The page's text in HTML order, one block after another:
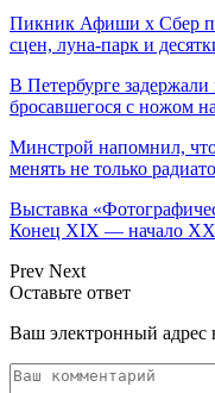
Пикник Афиши x Сбер
сцен, луна-парк и
В Петербурге
бросавшегося с ножом
Минстрой напомнил,
менять не только
Выставка
Конец XIX — начало XX
Prev Next
Оставьте ответ
Ваш электронный адрес